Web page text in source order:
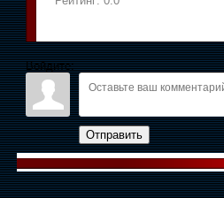
Войдите:
Отправить